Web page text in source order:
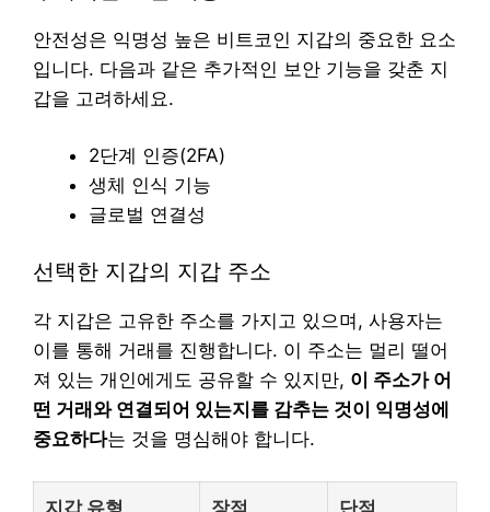
안전성은 익명성 높은 비트코인 지갑의 중요한 요소
입니다. 다음과 같은 추가적인 보안 기능을 갖춘 지
갑을 고려하세요.
2단계 인증(2FA)
생체 인식 기능
글로벌 연결성
선택한 지갑의 지갑 주소
각 지갑은 고유한 주소를 가지고 있으며, 사용자는
이를 통해 거래를 진행합니다. 이 주소는 멀리 떨어
져 있는 개인에게도 공유할 수 있지만, 이 주소가 어
떤 거래와 연결되어 있는지를 감추는 것이 익명성에
중요하다는 것을 명심해야 합니다.
지갑 유형 장점 단점